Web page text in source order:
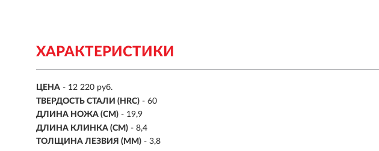
ХАРАКТЕРИСТИКИ
ЦЕНА - 12 220 руб.
ТВЕРДОСТЬ СТАЛИ (HRC) - 60
ДЛИНА НОЖА (СМ) - 19,9
ДЛИНА КЛИНКА (СМ) - 8,4
ТОЛЩИНА ЛЕЗВИЯ (ММ) - 3,8